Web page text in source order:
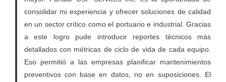
consolidar mi experiencia y ofrecer soluciones de calidad
en un sector crítico como el portuario e industrial. Gracias
a este logro pude introducir reportes técnicos más
detallados con métricas de ciclo de vida de cada equipo.
Eso permitió a las empresas planificar mantenimientos
preventivos con base en datos, no en suposiciones. El